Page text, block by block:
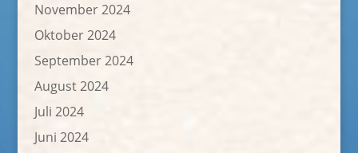
November 2024
Oktober 2024
September 2024
August 2024
Juli 2024
Juni 2024